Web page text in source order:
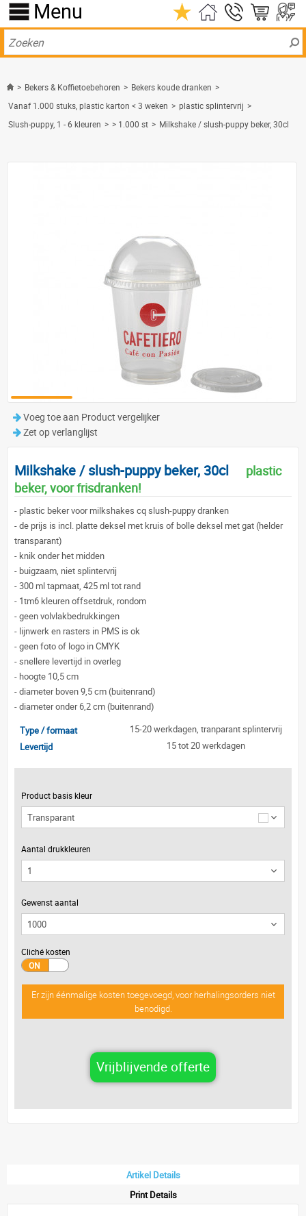
Menu
> Bekers & Koffietoebehoren > Bekers koude dranken >
Vanaf 1.000 stuks, plastic karton < 3 weken > plastic splintervrij >
Slush-puppy, 1 - 6 kleuren > > 1.000 st > Milkshake / slush-puppy beker, 30cl
Voeg toe aan Product vergelijker
Zet op verlanglijst
Milkshake / slush-puppy beker, 30cl
plastic
beker, voor frisdranken!
- plastic beker voor milkshakes cq slush-puppy dranken
-de prijs is incl. platte deksel met kruis of bolle deksel met gat (helder
transparant)
- knik onder het midden
- buigzaam, niet splintervrij
-300 ml tapmaat, 425 ml tot rand
- 1tm6 kleuren offsetdruk, rondom
-geen volvlakbedrukkingen
- lijnwerk en rasters in PMS is ok
-geen foto of logo in CMYK
-snellere levertijd in overleg
- hoogte 10,5 cm
-diameter boven 9,5 cm (buitenrand)
-diameter onder 6,2 cm (buitenrand)
Type / formaat
15-20 werkdagen, tranparant splintervrij
Levertijd
15 tot 20 werkdagen
Product basis kleur
Transparant
Aantal drukkleuren
Gewenst aantal
Cliché kosten
Er zijn éénmalige kosten toegevoegd, voor herhalingsorders niet
benodigd.
Vrijblijvende offerte
Artikel Details
Print Details